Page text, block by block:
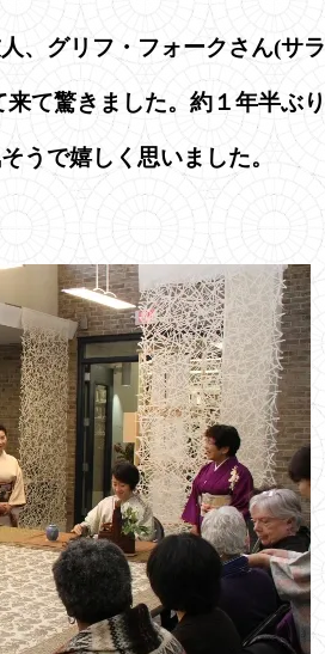
、グリフ・フォークさん(サラ
て驚きました。約１年半ぶり
うで嬉しく思いました。